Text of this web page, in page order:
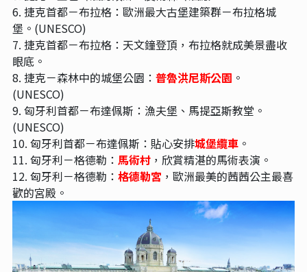
6. 捷克首都－布拉格：歐洲最大古堡建築群－布拉格城
堡。(UNESCO)
7. 捷克首都－布拉格：天文鐘登頂，布拉格就成美景盡收
眼底。
8. 捷克－森林中的城堡公園： 普魯洪尼斯公園 。
(UNESCO)
9. 匈牙利首都－布達佩斯：漁夫堡、馬提亞斯教堂。
(UNESCO)
10. 匈牙利首都－布達佩斯：貼心安排城堡纜車。
11. 匈牙利－格德勒： 馬術村，欣賞精湛的馬術表演。
12. 匈牙利－格德勒： 格德勒宮 ，歐洲最美的茜茜公主最喜
歡的宮殿。